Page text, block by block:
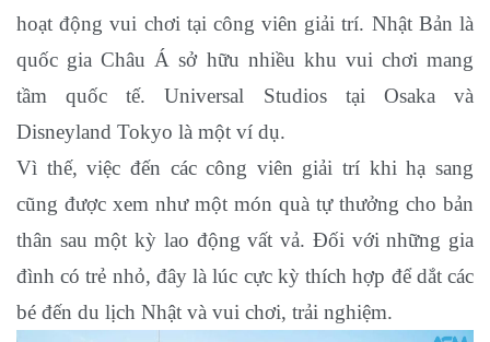
hoạt động vui chơi tại công viên giải trí. Nhật Bản là
quốc gia Châu Á sở hữu nhiều khu vui chơi mang
tầm quốc tế. Universal Studios tại Osaka và
Disneyland Tokyo là một ví dụ.
Vì thế, việc đến các công viên giải trí khi hạ sang
cũng được xem như một món quà tự thưởng cho bản
thân sau một kỳ lao động vất vả. Đối với những gia
đình có trẻ nhỏ, đây là lúc cực kỳ thích hợp để dắt các
bé đến du lịch Nhật và vui chơi, trải nghiệm.